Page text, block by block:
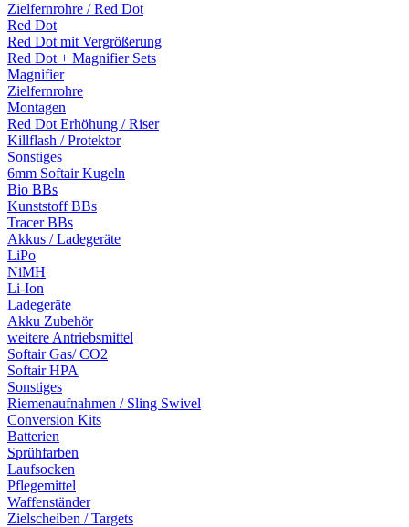
Zielfernrohre / Red Dot
Red Dot
Red Dot mit Vergrößerung
Red Dot + Magnifier Sets
Magnifier
Zielfernrohre
Montagen
Red Dot Erhöhung / Riser
Killflash / Protektor
Sonstiges
6mm Softair Kugeln
Bio BBs
Kunststoff BBs
Tracer BBs
Akkus / Ladegeräte
LiPo
NiMH
Li-Ion
Ladegeräte
Akku Zubehör
weitere Antriebsmittel
Softair Gas/ CO2
Softair HPA
Sonstiges
Riemenaufnahmen / Sling Swivel
Conversion Kits
Batterien
Sprühfarben
Laufsocken
Pflegemittel
Waffenständer
Zielscheiben / Targets